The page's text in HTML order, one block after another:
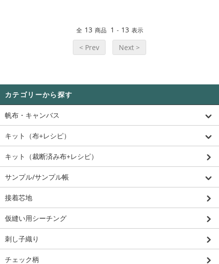
全 13 商品 1 - 13 表示
< Prev Next >
カテゴリーから探す
帆布・キャンバス
キット（布+レシピ）
キット（裁断済み布+レシピ）
サンプル/サンプル帳
接着芯地
仮縫い用シーチング
刺し子織り
チェック柄